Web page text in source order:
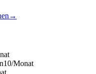
→
10/Monat